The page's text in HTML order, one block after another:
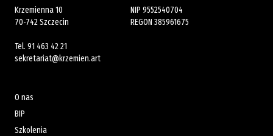
Krzemienna 10
70-742 Szczecin
Tel. 91 463 42 21
sekretariat@krzemien.art
NIP 9552540704
REGON 385961675
O nas
BIP
Szkolenia